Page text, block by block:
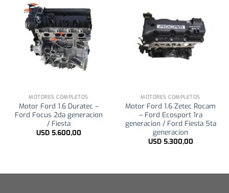
MOTORES COMPLETOS
Motor Ford 1.6 Duratec –
Ford Focus 2da generacion
/ Fiesta
USD5.600,00
MOTORES COMPLETOS
Motor Ford 1.6 Zetec Rocam
– Ford Ecosport 1ra
generacion / Ford Fiesta 5ta
generacion
USD5.300,00